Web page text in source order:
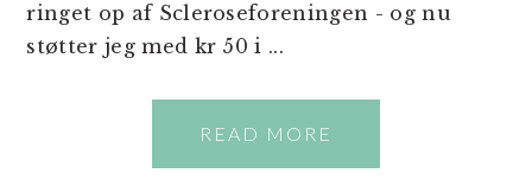
ringet op af Scleroseforeningen - og nu
støtter jeg med kr 50 i ...
READ MORE